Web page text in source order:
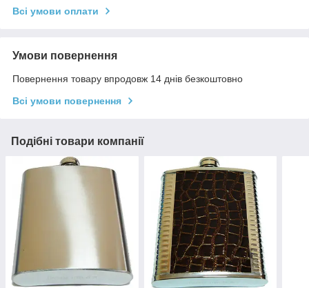
Всі умови оплати
Умови повернення
Повернення товару впродовж 14 днів безкоштовно
Всі умови повернення
Подібні товари компанії